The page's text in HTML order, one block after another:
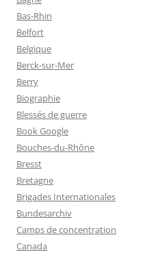
Bas-Rhin
Belfort
Belgique
Berck-sur-Mer
Berry
Biographie
Blessés de guerre
Book Google
Bouches-du-Rhône
Bresst
Bretagne
Brigades Internationales
Bundesarchiv
Camps de concentration
Canada